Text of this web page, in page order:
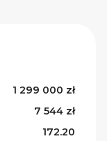
1 299 000 zł
7 544 zł
172.20